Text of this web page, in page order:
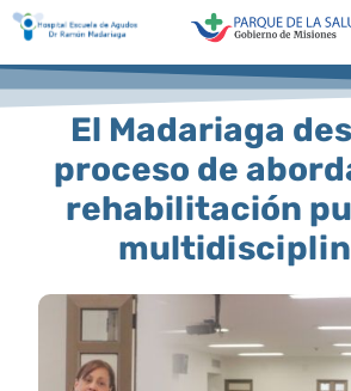
El Madariaga
proceso de
rehabilitación